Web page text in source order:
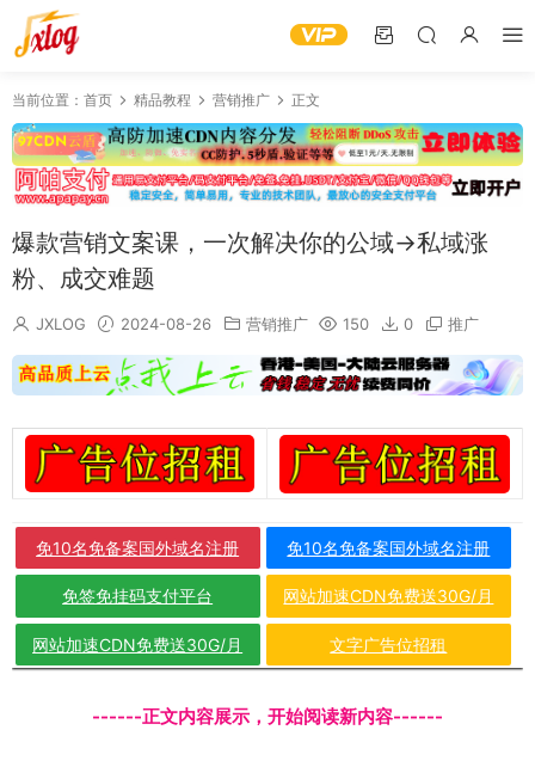
当前位置： 首页 精品教程 营销推广 正文
爆款营销文案课，一次解决你的公域→私域涨
粉、成交难题
JXLOG 2024-08-26 营销推广 150 0 推广
免10名免备案国外域名注册 免10名免备案国外域名注册
免签免挂码支付平台 网站加速CDN免费送30G/月
网站加速CDN免费送30G/月 文字广告位招租
------正文内容展示，开始阅读新内容------